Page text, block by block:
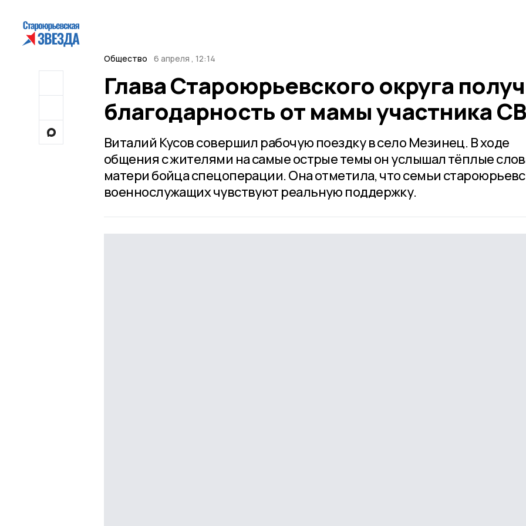
Общество 6 апреля , 12:14
Глава Староюрьевского округа
благодарность от мамы участника
Виталий Кусов совершил рабочую поездку в село Мезинец. В ходе
общения с жителями на самые острые темы он услышал тёплые
матери бойца спецоперации. Она отметила, что семьи
военнослужащих чувствуют реальную поддержку.